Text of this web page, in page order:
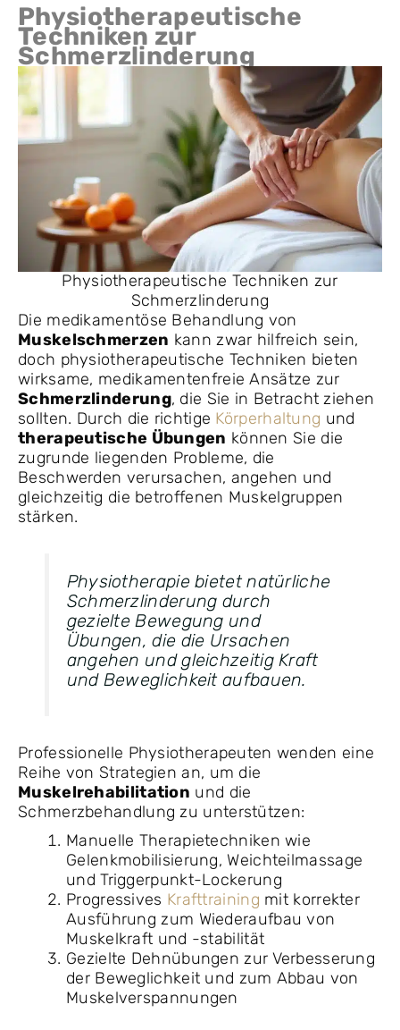
Physiotherapeutische
Techniken zur
Schmerzlinderung
Physiotherapeutische Techniken zur
Schmerzlinderung
Die medikamentöse Behandlung von
Muskelschmerzen kann zwar hilfreich sein,
doch physiotherapeutische Techniken bieten
wirksame, medikamentenfreie Ansätze zur
Schmerzlinderung, die Sie in Betracht ziehen
sollten. Durch die richtige Körperhaltung und
therapeutische Übungen können Sie die
zugrunde liegenden Probleme, die
Beschwerden verursachen, angehen und
gleichzeitig die betroffenen Muskelgruppen
stärken.
Physiotherapie bietet natürliche
Schmerzlinderung durch
gezielte Bewegung und
Übungen, die die Ursachen
angehen und gleichzeitig Kraft
und Beweglichkeit aufbauen.
Professionelle Physiotherapeuten wenden eine
Reihe von Strategien an, um die
Muskelrehabilitation und die
Schmerzbehandlung zu unterstützen:
Manuelle Therapietechniken wie
Gelenkmobilisierung, Weichteilmassage
und Triggerpunkt-Lockerung
Progressives Krafttraining mit korrekter
Ausführung zum Wiederaufbau von
Muskelkraft und -stabilität
Gezielte Dehnübungen zur Verbesserung
der Beweglichkeit und zum Abbau von
Muskelverspannungen